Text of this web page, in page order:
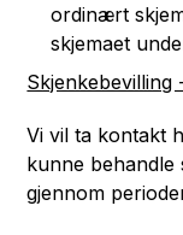
ordinært
skjemaet
Skjenkebevilling
Vi vil ta kontakt
kunne behandle
gjennom